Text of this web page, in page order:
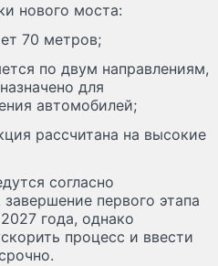
нового моста:
70 метров;
по двум направлениям,
для
автомобилей;
рассчитана на высокие
согласно
первого этапа
года, однако
процесс и ввести